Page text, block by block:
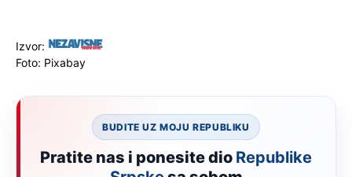
Izvor:
Foto: Pixabay
BUDITE UZ MOJU REPUBLIKU
Pratite nas i ponesite dio Republike